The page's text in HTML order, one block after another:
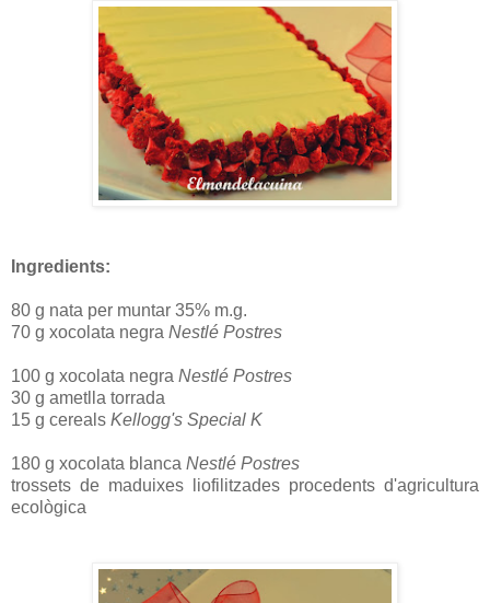
Ingredients:
80 g nata per muntar 35% m.g.
70 g xocolata negra Nestlé Postres
100 g xocolata negra Nestlé Postres
30 g ametlla torrada
15 g cereals Kellogg's Special K
180 g xocolata blanca Nestlé Postres
trossets de maduixes liofilitzades procedents d'agricultura
ecològica